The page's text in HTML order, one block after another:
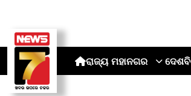
ରାଜ୍ୟ ମହାନଗର ଦେଶ